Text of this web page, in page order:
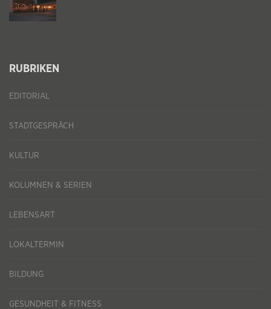
RUBRIKEN
EDITORIAL
STADTGESPRÄCH
KULTUR
KOLUMNEN & SERIEN
LEBENSART
LOKALTERMIN
BILDUNG
GESUNDHEIT & FITNESS